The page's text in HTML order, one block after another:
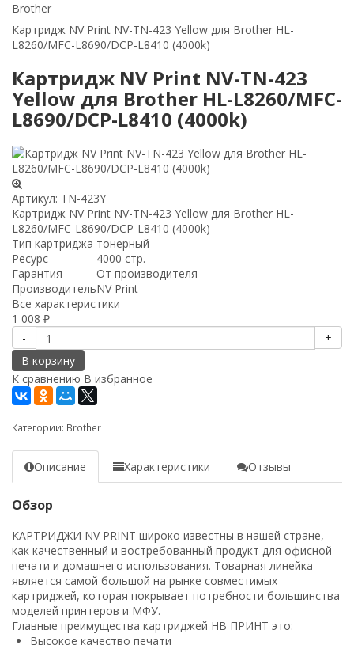
Brother
Картридж NV Print NV-TN-423 Yellow для Brother HL-
L8260/MFC-L8690/DCP-L8410 (4000k)
Картридж NV Print NV-TN-423
Yellow для Brother HL-L8260/MFC-
L8690/DCP-L8410 (4000k)
Артикул: TN-423Y
Картридж NV Print NV-TN-423 Yellow для Brother HL-
L8260/MFC-L8690/DCP-L8410 (4000k)
Тип картриджа тонерный
Ресурс
4000 стр.
Гарантия
От производителя
ПроизводительNV Print
Все характеристики
1 008 ₽
-
+
В корзину
К сравнению В избранное
Категории: Brother
Описание Характеристики Отзывы
Обзор
КАРТРИДЖИ NV PRINT широко известны в нашей стране,
как качественный и востребованный продукт для офисной
печати и домашнего использования. Товарная линейка
является самой большой на рынке совместимых
картриджей, которая покрывает потребности большинства
моделей принтеров и МФУ.
Главные преимущества картриджей НВ ПРИНТ это:
Высокое качество печати